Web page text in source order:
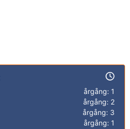
årgång: 1
årgång: 2
årgång: 3
årgång: 1